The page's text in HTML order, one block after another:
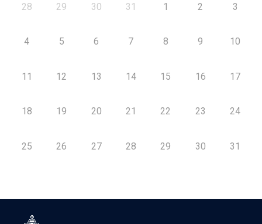
28 29 30 31 1 2 3
4 5 6 7 8 9 10
11 12 13 14 15 16 17
18 19 20 21 22 23 24
25 26 27 28 29 30 31